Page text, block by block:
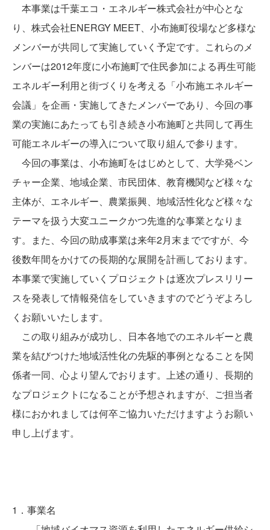
本事業は千葉エコ・エネルギー株式会社が中心とな
り、株式会社ENERGY MEET、小布施町役場など多様な
メンバーが共同して実施していく予定です。これらのメ
ンバーは2012年度に小布施町で住民参加による再生可能
エネルギー利用と街づくりを考える「小布施エネルギー
会議」を企画・実施してきたメンバーであり、今回の事
業の実施にあたっても引き続き小布施町と共同して再生
可能エネルギーの導入について取り組んで参ります。
今回の事業は、小布施町をはじめとして、大学発ベン
チャー企業、地域企業、市民団体、教育機関など様々な
主体が、エネルギー、農業振興、地域活性化など様々な
テーマを扱う大変ユニークかつ先進的な事業となりま
す。また、今回の助成事業は来年2月末までですが、今
後数年間をかけての長期的な展開を計画しております。
本事業で実施していくプロジェクトは逐次プレスリリー
スを発表して情報発信をしていきますのでどうぞよろし
くお願いいたします。
この取り組みが成功し、日本各地でのエネルギーと農
業を結びつけた地域活性化の先駆的事例となることを関
係者一同、心より望んでおります。上述の通り、長期的
なプロジェクトになることが予想されますが、ご担当者
様におかれましては何卒ご協力いただけますようお願い
申し上げます。
1．事業名